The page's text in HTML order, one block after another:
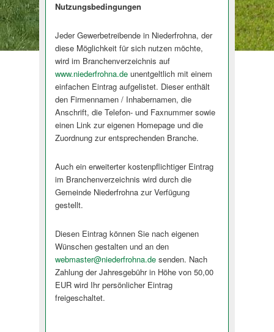
Nutzungsbedingungen
Jeder Gewerbetreibende in Niederfrohna, der
diese Möglichkeit für sich nutzen möchte,
wird im Branchenverzeichnis auf
www.niederfrohna.deunentgeltlich mit einem
einfachen Eintrag aufgelistet. Dieser enthält
den Firmennamen / Inhabernamen, die
Anschrift, die Telefon- und Faxnummer sowie
einen Link zur eigenen Homepage und die
Zuordnung zur entsprechenden Branche.
Auch ein erweiterter kostenpflichtiger Eintrag
im Branchenverzeichnis wird durch die
Gemeinde Niederfrohna zur Verfügung
gestellt.
Diesen Eintrag können Sie nach eigenen
Wünschen gestalten und an den
webmaster@niederfrohna.desenden. Nach
Zahlung der Jahresgebühr in Höhe von 50,00
EUR wird Ihr persönlicher Eintrag
freigeschaltet.